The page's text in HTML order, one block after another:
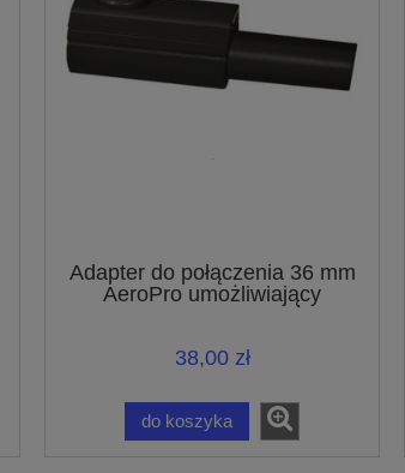
Adapter do połączenia 36 mm
AeroPro umożliwiający
38,00 zł
do koszyka